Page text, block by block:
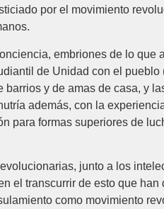
por el movimiento
embriones de lo que
de Unidad con el pueblo
y de amas de casa, y
además, con la
para formas superiores de
junto a los
el transcurrir de esto que han
como movimiento